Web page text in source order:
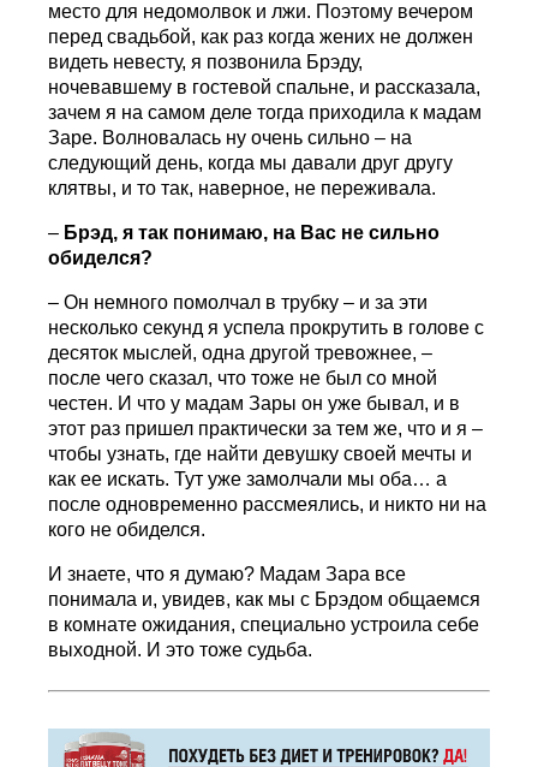
место для недомолвок и лжи. Поэтому вечером
перед свадьбой, как раз когда жених не должен
видеть невесту, я позвонила Брэду,
ночевавшему в гостевой спальне, и рассказала,
зачем я на самом деле тогда приходила к мадам
Заре. Волновалась ну очень сильно – на
следующий день, когда мы давали друг другу
клятвы, и то так, наверное, не переживала.
– Брэд, я так понимаю, на Вас не сильно
обиделся?
– Он немного помолчал в трубку – и за эти
несколько секунд я успела прокрутить в голове с
десяток мыслей, одна другой тревожнее, –
после чего сказал, что тоже не был со мной
честен. И что у мадам Зары он уже бывал, и в
этот раз пришел практически за тем же, что и я –
чтобы узнать, где найти девушку своей мечты и
как ее искать. Тут уже замолчали мы оба… а
после одновременно рассмеялись, и никто ни на
кого не обиделся.
И знаете, что я думаю? Мадам Зара все
понимала и, увидев, как мы с Брэдом общаемся
в комнате ожидания, специально устроила себе
выходной. И это тоже судьба.